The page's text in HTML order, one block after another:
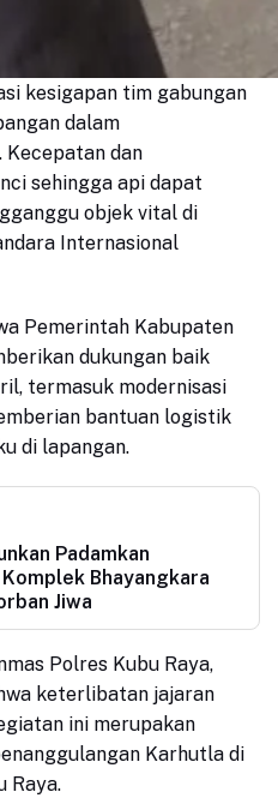
kesigapan tim gabungan
dalam
Kecepatan dan
sehingga api dapat
objek vital di
Internasional
Pemerintah Kabupaten
dukungan baik
termasuk modernisasi
bantuan logistik
di lapangan.
Padamkan
Bhayangkara
Jiwa
Polres Kubu Raya,
keterlibatan jajaran
ini merupakan
Karhutla di
Raya.